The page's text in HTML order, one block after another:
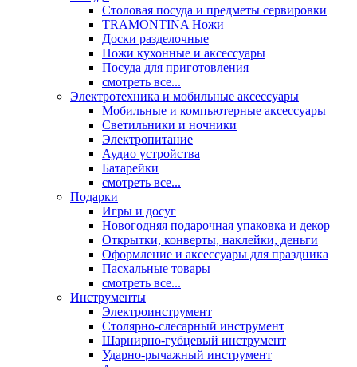
Столовая посуда и предметы сервировки
TRAMONTINA Ножи
Доски разделочные
Ножи кухонные и аксессуары
Посуда для приготовления
смотреть все...
Электротехника и мобильные аксессуары
Мобильные и компьютерные аксессуары
Светильники и ночники
Электропитание
Аудио устройства
Батарейки
смотреть все...
Подарки
Игры и досуг
Новогодняя подарочная упаковка и декор
Открытки, конверты, наклейки, деньги
Оформление и аксессуары для праздника
Пасхальные товары
смотреть все...
Инструменты
Электроинструмент
Столярно-слесарный инструмент
Шарнирно-губцевый инструмент
Ударно-рычажный инструмент